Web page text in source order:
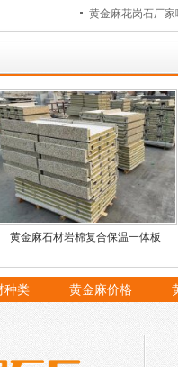
黄金麻花岗石厂家
黄金麻石材岩棉复合保温一体板
种类 黄金麻价格